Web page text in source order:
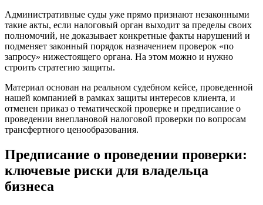
Административные суды уже прямо признают незаконными
такие акты, если налоговый орган выходит за пределы своих
полномочий, не доказывает конкретные факты нарушений и
подменяет законный порядок назначением проверок «по
запросу» нижестоящего органа. На этом можно и нужно
строить стратегию защиты.
Материал основан на реальном судебном кейсе, проведенной
нашей компанией в рамках защиты интересов клиента, и
отменен приказ о тематической проверке и предписание о
проведении внеплановой налоговой проверки по вопросам
трансфертного ценообразования.
Предписание о проведении проверки:
ключевые риски для владельца
бизнеса